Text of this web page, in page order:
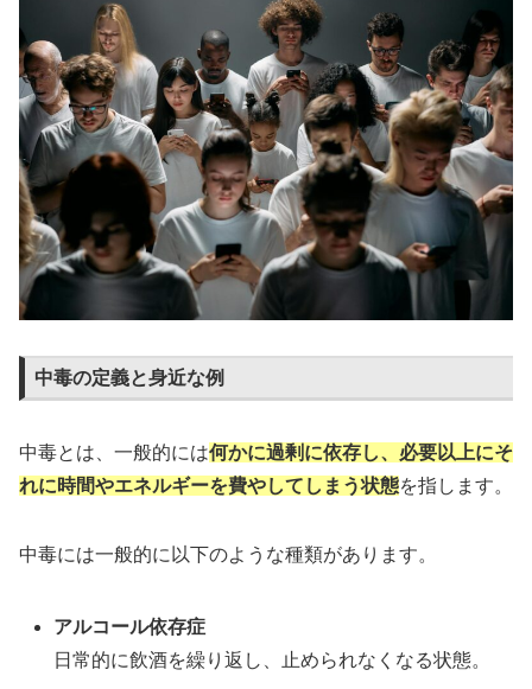
中毒の定義と身近な例
中毒とは、一般的には何かに過剰に依存し、必要以上にそ
れに時間やエネルギーを費やしてしまう状態を指します。
中毒には一般的に以下のような種類があります。
アルコール依存症
日常的に飲酒を繰り返し、止められなくなる状態。